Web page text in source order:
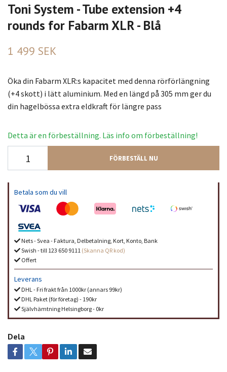
Toni System - Tube extension +4
rounds for Fabarm XLR - Blå
1 499 SEK
Öka din Fabarm XLR:s kapacitet med denna rörförlängning
(+4 skott) i lätt aluminium. Med en längd på 305 mm ger du
din hagelbössa extra eldkraft för längre pass
Detta är en förbeställning. Läs info om förbeställning!
FÖRBESTÄLL NU
Betala som du vill
Nets - Svea - Faktura, Delbetalning, Kort, Konto, Bank
Swish - till 123 650 9111 (Skanna QR kod)
Offert
Leverans
DHL - Fri frakt från 1000kr (annars 99kr)
DHL Paket (för företag) - 190kr
Självhämtning Helsingborg - 0kr
Dela